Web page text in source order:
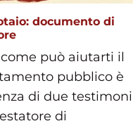
documento di
può aiutarti il
pubblico è
di due
di